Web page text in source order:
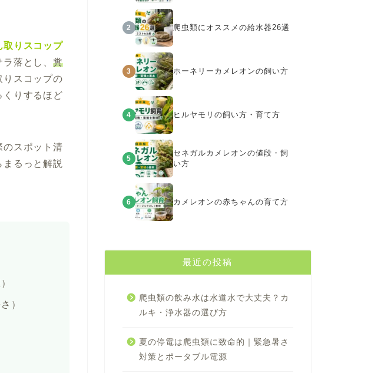
取りスコップ
ラ落とし、糞
りスコップの
くりするほど
のスポット清
るっと解説
）
2 爬虫類にオススメの給水器26選
3 ホーネリーカメレオンの飼い方
4 ヒルヤモリの飼い方・育て方
5
セネガルカメレオンの値段・飼
い方
6 カメレオンの赤ちゃんの育て方
最近の投稿
爬虫類の飲み水は水道水で大丈夫？カ
ルキ・浄水器の選び方
夏の停電は爬虫類に致命的｜緊急暑さ
対策とポータブル電源